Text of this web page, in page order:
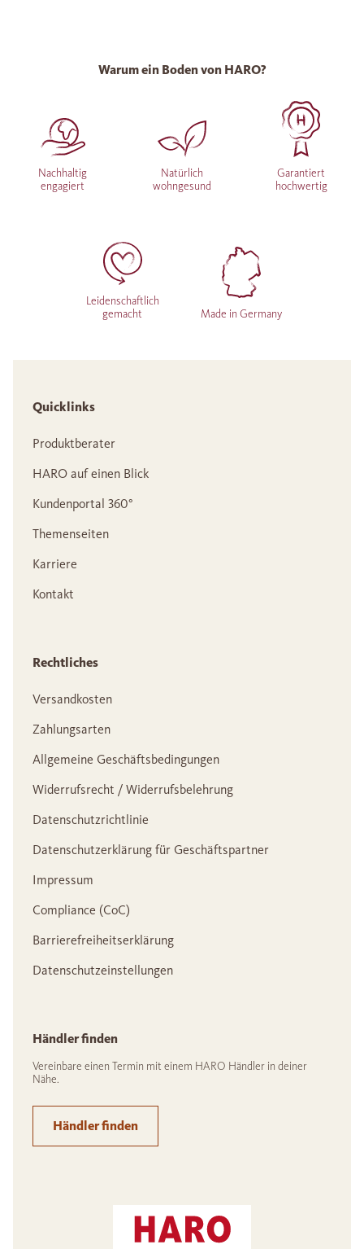
Warum ein Boden von HARO?
Nachhaltig
engagiert
Natürlich
wohngesund
Garantiert
hochwertig
Leidenschaftlich
gemacht
Made in Germany
Quicklinks
Produktberater
HARO auf einen Blick
Kundenportal 360°
Themenseiten
Karriere
Kontakt
Rechtliches
Versandkosten
Zahlungsarten
Allgemeine Geschäftsbedingungen
Widerrufsrecht / Widerrufsbelehrung
Datenschutzrichtlinie
Datenschutzerklärung für Geschäftspartner
Impressum
Compliance (CoC)
Barrierefreiheitserklärung
Datenschutzeinstellungen
Händler finden
Vereinbare einen Termin mit einem HARO Händler in deiner
Nähe.
Händler finden